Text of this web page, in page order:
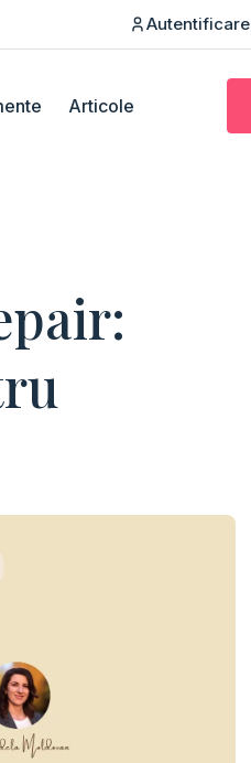
Autentificare
Articole